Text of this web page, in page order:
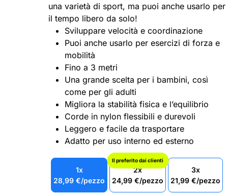
una varietà di sport, ma puoi anche usarlo per
il tempo libero da solo!
Sviluppare velocità e coordinazione
Puoi anche usarlo per esercizi di forza e
mobilità
Fino a 3 metri
Una grande scelta per i bambini, così
come per gli adulti
Migliora la stabilità fisica e l’equilibrio
Corde in nylon flessibili e durevoli
Leggero e facile da trasportare
Adatto per uso interno ed esterno
1x
28,99 €/pezzo
Il preferito dai clienti
2x
24,99 €/pezzo
3x
21,99 €/pezzo